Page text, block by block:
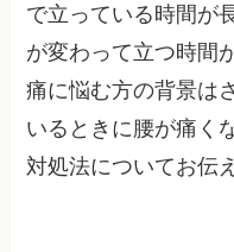
で立っている時間が
が変わって立つ時間
痛に悩む方の背景は
いるときに腰が痛く
対処法についてお伝